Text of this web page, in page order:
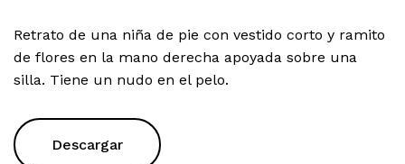
Retrato de una niña de pie con vestido corto y ramito
de flores en la mano derecha apoyada sobre una
silla. Tiene un nudo en el pelo.
Descargar